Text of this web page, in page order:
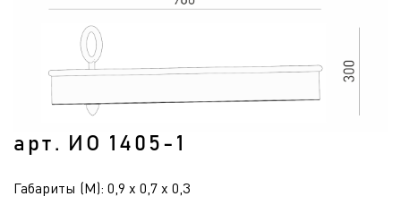
арт. ИО 1405-1
Габариты (М): 0,9 x 0,7 x 0,3